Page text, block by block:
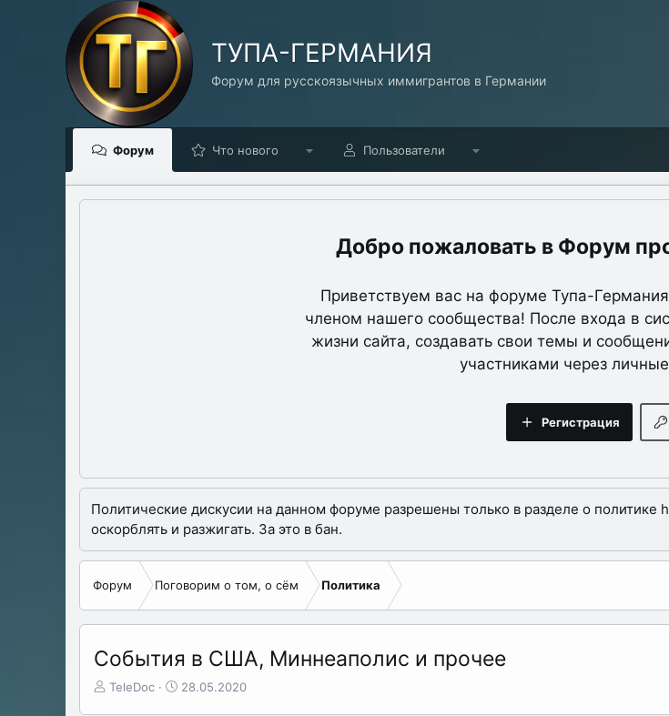
TУПА-ГЕРМАНИЯ
Форум для русскоязычных иммигрантов в Германии
Форум Что нового Пользователи
Форум
Приветствуем вас на форуме Тупа-
членом нашего сообщества! После входа в
жизни сайта, создавать свои темы и
участниками через
Регистрация
Политические дискусии на данном форуме разрешены только в разделе о
оскорблять и разжигать. За это в бан.
Форум Поговорим о том, о сём Политика
События в США, Миннеаполис и прочее
А
TeleDoc
Д
28.05.2020